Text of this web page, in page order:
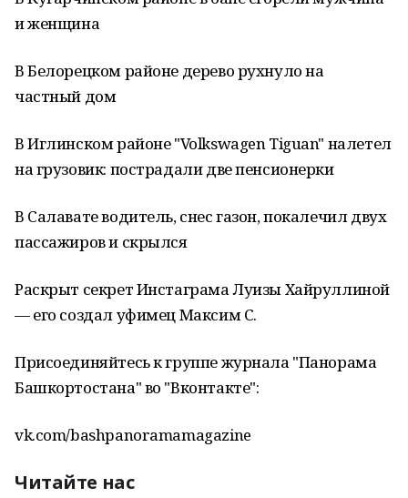
и женщина
В Белорецком районе дерево рухнуло на
частный дом
В Иглинском районе "Volkswagen Tiguan" налетел
на грузовик: пострадали две пенсионерки
В Салавате водитель, снес газон, покалечил двух
пассажиров и скрылся
Раскрыт секрет Инстаграма Луизы Хайруллиной
— его создал уфимец Максим С.
Присоединяйтесь к группе журнала "Панорама
Башкортостана" во "Вконтакте":
vk.com/bashpanoramamagazine
Читайте нас